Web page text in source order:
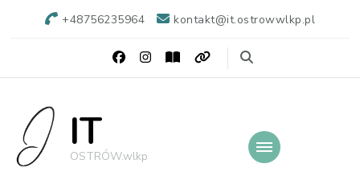
+48756235964 kontakt@it.ostrowwlkp.pl
IT
OSTRÓW.wlkp